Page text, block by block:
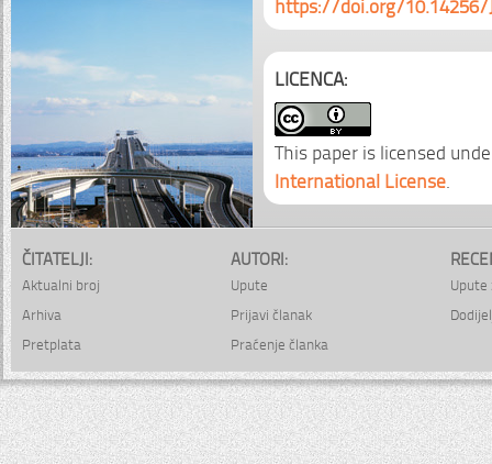
LICENCA:
This paper is licensed
International License
ČITATELJI:
Aktualni broj
Arhiva
Pretplata
AUTORI:
Upute
Prijavi članak
Praćenje članka
Upute